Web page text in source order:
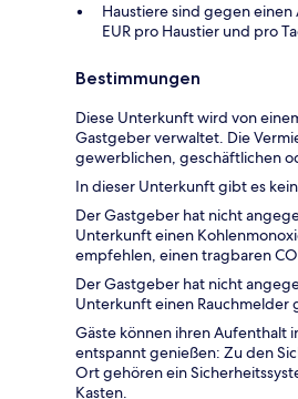
Haustiere sind gegen
EUR pro Haustier und pro
Bestimmungen
Diese Unterkunft wird von
Gastgeber verwaltet. Die
gewerblichen, geschäftlichen
In dieser Unterkunft gibt es
Der Gastgeber hat nicht
Unterkunft einen
empfehlen, einen tragbaren
Der Gastgeber hat nicht
Unterkunft einen Rauchmelder
Gäste können ihren Aufenthalt
entspannt genießen: Zu den
Ort gehören ein
Kasten.